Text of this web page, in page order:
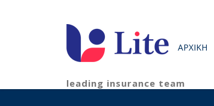
ΑΡΧΙΚΗ
leading insurance team